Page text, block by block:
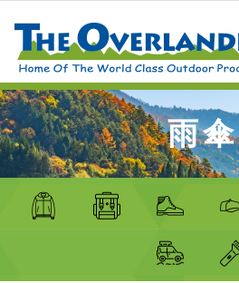
雨傘